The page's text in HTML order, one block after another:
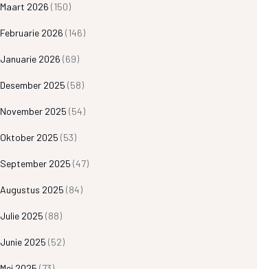
Maart 2026 (150)
Februarie 2026 (146)
Januarie 2026 (69)
Desember 2025 (58)
November 2025 (54)
Oktober 2025 (53)
September 2025 (47)
Augustus 2025 (84)
Julie 2025 (88)
Junie 2025 (52)